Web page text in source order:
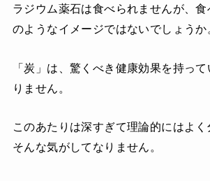
ラジウム薬石は食べられませんが、
のようなイメージではないでしょうか
「炭」は、驚くべき健康効果を持っ
りません。
このあたりは深すぎて理論的にはよく
そんな気がしてなりません。